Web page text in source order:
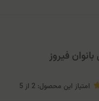
فیروز
امتیاز این محصول: 2 از 5